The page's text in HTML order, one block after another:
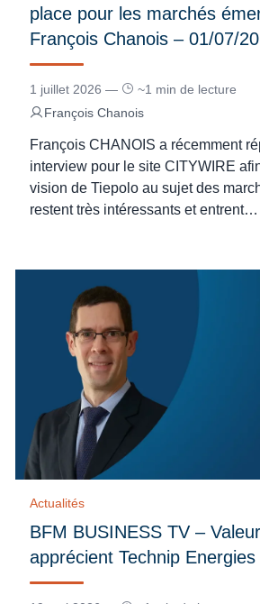
place pour les marchés
François Chanois – 01/07/
1 juillet 2026 —
~1 min de lecture
François Chanois
François CHANOIS a récemment
interview pour le site CITYWIRE
vision de Tiepolo au sujet des
restent très intéressants et entrent…
Actualités
BFM BUSINESS TV –
apprécient Technip